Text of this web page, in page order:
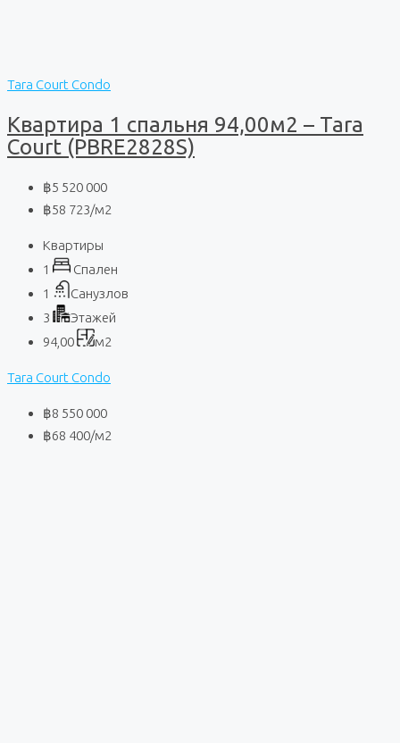
Tara Court Condo
Квартира 1 спальня 94,00м2 – Tara
Court (PBRE2828S)
฿5 520 000
฿58 723/м2
Квартиры
1
Спален
1
Санузлов
3
Этажей
94,00
м2
Tara Court Condo
฿8 550 000
฿68 400/м2